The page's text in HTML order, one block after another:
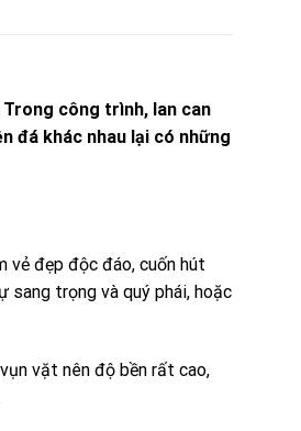
công trình, lan can
đá khác nhau lại có những
vẻ đẹp độc đáo, cuốn hút
sang trọng và quý phái, hoặc
vặt nên độ bền rất cao,